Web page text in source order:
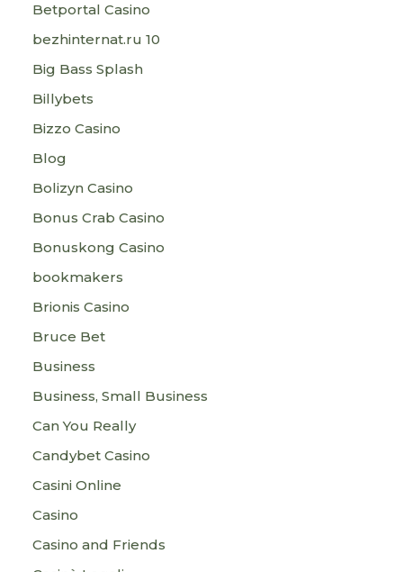
Betportal Casino
bezhinternat.ru 10
Big Bass Splash
Billybets
Bizzo Casino
Blog
Bolizyn Casino
Bonus Crab Casino
Bonuskong Casino
bookmakers
Brionis Casino
Bruce Bet
Business
Business, Small Business
Can You Really
Candybet Casino
Casini Online
Casino
Casino and Friends